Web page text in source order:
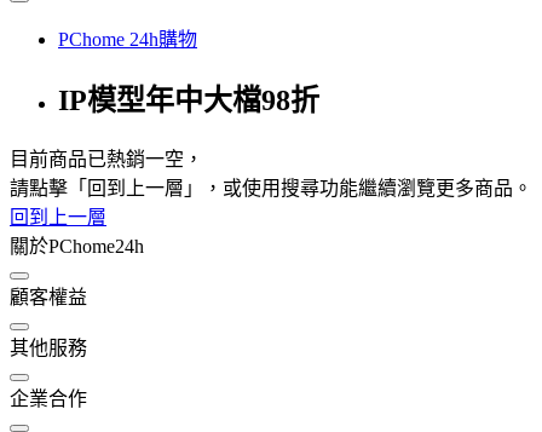
PChome 24h購物
IP模型年中大檔98折
目前商品已熱銷一空，
請點擊「回到上一層」，或使用搜尋功能繼續瀏覽更多商品。
回到上一層
關於PChome24h
顧客權益
其他服務
企業合作